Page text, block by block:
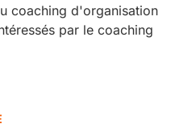
coaching d'organisation
par le coaching